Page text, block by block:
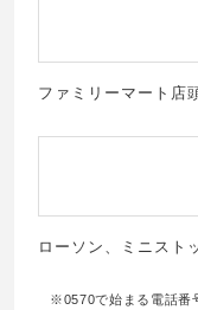
ファミリーマート店
ローソン、ミニスト
※0570で始まる電話番